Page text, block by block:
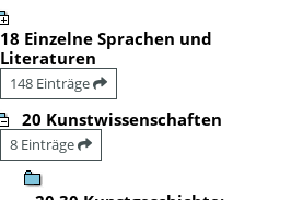
18 Einzelne Sprachen und
Literaturen
148 Einträge
20 Kunstwissenschaften
8 Einträge